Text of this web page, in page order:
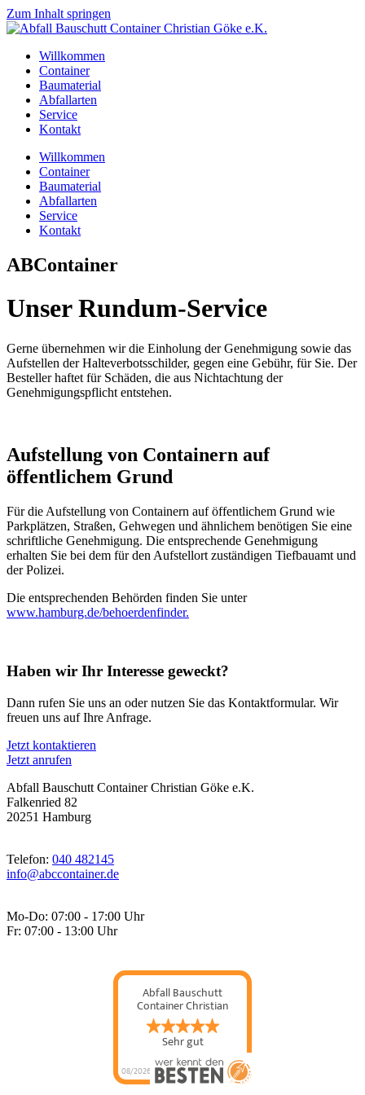
Zum Inhalt springen
Willkommen
Container
Baumaterial
Abfallarten
Service
Kontakt
Willkommen
Container
Baumaterial
Abfallarten
Service
Kontakt
ABContainer
Unser Rundum-Service
Gerne übernehmen wir die Einholung der Genehmigung sowie das
Aufstellen der Halteverbotsschilder, gegen eine Gebühr, für Sie. Der
Besteller haftet für Schäden, die aus Nichtachtung der
Genehmigungspflicht entstehen.
Aufstellung von Containern auf
öffentlichem Grund
Für die Aufstellung von Containern auf öffentlichem Grund wie
Parkplätzen, Straßen, Gehwegen und ähnlichem benötigen Sie eine
schriftliche Genehmigung. Die entsprechende Genehmigung
erhalten Sie bei dem für den Aufstellort zuständigen Tiefbauamt und
der Polizei.
Die entsprechenden Behörden finden Sie unter
www.hamburg.de/behoerdenfinder.
Haben wir Ihr Interesse geweckt?
Dann rufen Sie uns an oder nutzen Sie das Kontaktformular. Wir
freuen uns auf Ihre Anfrage.
Jetzt kontaktieren
Jetzt anrufen
Abfall Bauschutt Container Christian Göke e.K.
Falkenried 82
20251 Hamburg
Telefon: 040 482145
info@abccontainer.de
Mo-Do: 07:00 - 17:00 Uhr
Fr: 07:00 - 13:00 Uhr
Abfall Bauschutt
Container Christian
Göke...
Sehr gut
08/2026